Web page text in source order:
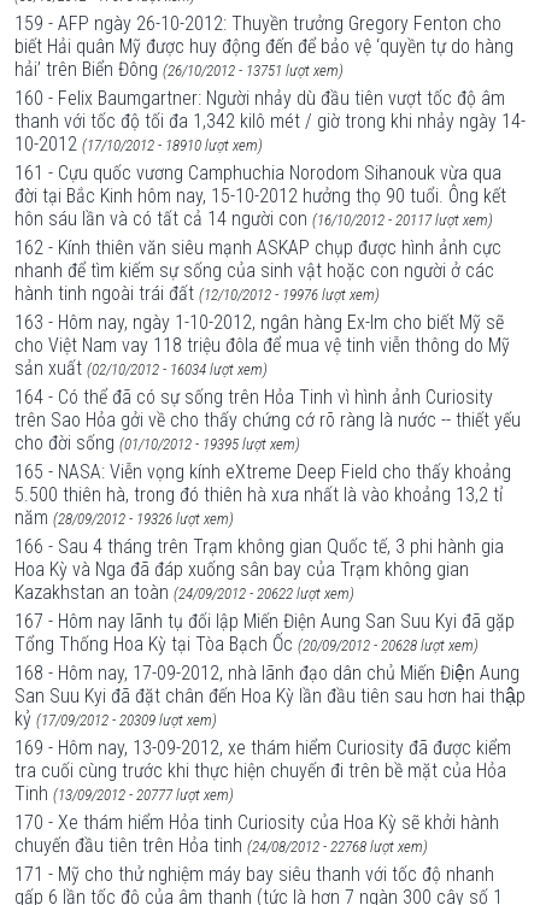
159 - AFP ngày 26-10-2012: Thuyền trưởng Gregory Fenton cho
biết Hải quân Mỹ được huy động đến để bảo vệ ‘quyền tự do hàng
hải’ trên Biển Đông (26/10/2012 - 13751 lượt xem)
160 - Felix Baumgartner: Người nhảy dù đầu tiên vượt tốc độ âm
thanh với tốc độ tối đa 1,342 kilô mét / giờ trong khi nhảy ngày 14-
10-2012 (17/10/2012 - 18910 lượt xem)
161 - Cựu quốc vương Camphuchia Norodom Sihanouk vừa qua
đời tại Bắc Kinh hôm nay, 15-10-2012 hưởng thọ 90 tuổi. Ông kết
hôn sáu lần và có tất cả 14 người con (16/10/2012 - 20117 lượt xem)
162 - Kính thiên văn siêu mạnh ASKAP chụp được hình ảnh cực
nhanh để tìm kiếm sự sống của sinh vật hoặc con người ở các
hành tinh ngoài trái đất (12/10/2012 - 19976 lượt xem)
163 - Hôm nay, ngày 1-10-2012, ngân hàng Ex-Im cho biết Mỹ sẽ
cho Việt Nam vay 118 triệu đôla để mua vệ tinh viễn thông do Mỹ
sản xuất (02/10/2012 - 16034 lượt xem)
164 - Có thể đã có sự sống trên Hỏa Tinh vì hình ảnh Curiosity
trên Sao Hỏa gởi về cho thấy chứng cớ rõ ràng là nước -- thiết yếu
cho đời sống (01/10/2012 - 19395 lượt xem)
165 - NASA: Viễn vọng kính eXtreme Deep Field cho thấy khoảng
5.500 thiên hà, trong đó thiên hà xưa nhất là vào khoảng 13,2 tỉ
năm (28/09/2012 - 19326 lượt xem)
166 - Sau 4 tháng trên Trạm không gian Quốc tế, 3 phi hành gia
Hoa Kỳ và Nga đã đáp xuống sân bay của Trạm không gian
Kazakhstan an toàn (24/09/2012 - 20622 lượt xem)
167 - Hôm nay lãnh tụ đối lập Miến Điện Aung San Suu Kyi đã gặp
Tổng Thống Hoa Kỳ tại Tòa Bạch Ốc (20/09/2012 - 20628 lượt xem)
168 - Hôm nay, 17-09-2012, nhà lãnh đạo dân chủ Miến Điện Aung
San Suu Kyi đã đặt chân đến Hoa Kỳ lần đầu tiên sau hơn hai thập
kỷ (17/09/2012 - 20309 lượt xem)
169 - Hôm nay, 13-09-2012, xe thám hiểm Curiosity đã được kiểm
tra cuối cùng trước khi thực hiện chuyến đi trên bề mặt của Hỏa
Tinh (13/09/2012 - 20777 lượt xem)
170 - Xe thám hiểm Hỏa tinh Curiosity của Hoa Kỳ sẽ khởi hành
chuyến đầu tiên trên Hỏa tinh (24/08/2012 - 22768 lượt xem)
171 - Mỹ cho thử nghiệm máy bay siêu thanh với tốc độ nhanh
gấp 6 lần tốc độ của âm thanh (tức là hơn 7 ngàn 300 cây số 1